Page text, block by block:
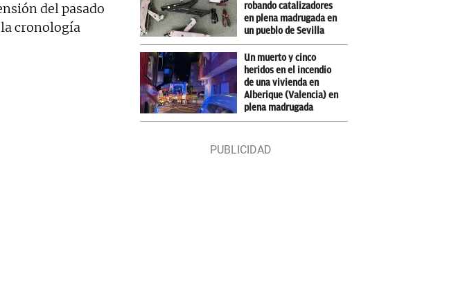
del pasado
cronología
robando catalizadores
en plena madrugada en
un pueblo de Sevilla
Un muerto y cinco
heridos en el incendio
de una vivienda en
Alberique (Valencia) en
plena madrugada